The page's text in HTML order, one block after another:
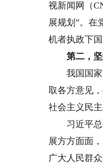
视新闻网（
展规划”。在
机者执政下
第二，坚
我国国家治
取各方意见
社会主义民
习近平总书
展方方面面
广大人民群